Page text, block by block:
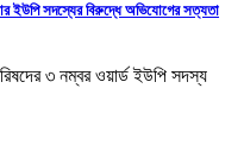
ইউপি সদস্যের বিরুদ্ধে অভিযোগের সত্যতা
৩ নম্বর ওয়ার্ড ইউপি সদস্য